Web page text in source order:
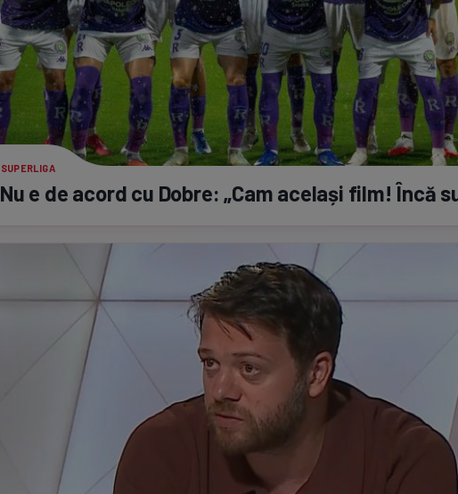
SUPERLIGA
Nu e de acord cu Dobre: „Cam același film! Încă